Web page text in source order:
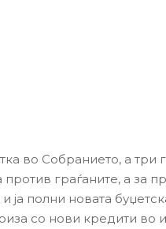
во Собранието, а три
граѓаните, а за
полни новата
со нови кредити во